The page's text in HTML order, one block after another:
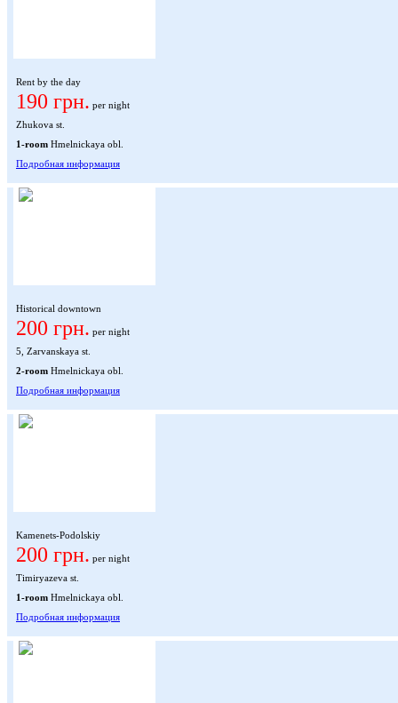
Rent by the day
190 грн. per night
Zhukova st.
1-room Hmelnickaya obl.
Подробная информация
Historical downtown
200 грн. per night
5, Zarvanskaya st.
2-room Hmelnickaya obl.
Подробная информация
Kamenets-Podolskiy
200 грн. per night
Timiryazeva st.
1-room Hmelnickaya obl.
Подробная информация